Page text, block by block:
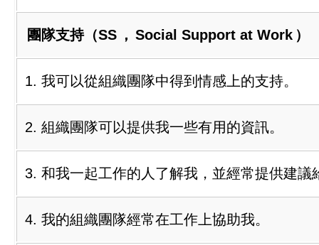
團隊支持（SS ， Social Support at Work ）
1. 我可以從組織團隊中得到情感上的支持。
2. 組織團隊可以提供我一些有用的資訊。
3. 和我一起工作的人了解我，並經常提供建議
4. 我的組織團隊經常在工作上協助我。